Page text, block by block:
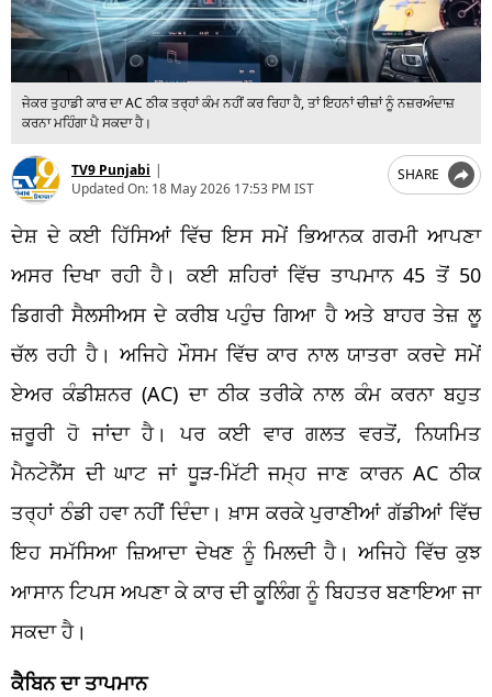
ਜੇਕਰ ਤੁਹਾਡੀ ਕਾਰ ਦਾ AC ਠੀਕ ਤਰ੍ਹਾਂ ਕੰਮ ਨਹੀਂ ਕਰ ਰਿਹਾ ਹੈ, ਤਾਂ ਇਹਨਾਂ ਚੀਜ਼ਾਂ ਨੂੰ ਨਜ਼ਰਅੰਦਾਜ਼
ਕਰਨਾ ਮਹਿੰਗਾ ਪੈ ਸਕਦਾ ਹੈ।
TV9 Punjabi |
Updated On: 18 May 2026 17:53 PM IST
SHARE
ਦੇਸ਼ ਦੇ ਕਈ ਹਿੱਸਿਆਂ ਵਿੱਚ ਇਸ ਸਮੇਂ ਭਿਆਨਕ ਗਰਮੀ ਆਪਣਾ
ਅਸਰ ਦਿਖਾ ਰਹੀ ਹੈ। ਕਈ ਸ਼ਹਿਰਾਂ ਵਿੱਚ ਤਾਪਮਾਨ 45 ਤੋਂ 50
ਡਿਗਰੀ ਸੈਲਸੀਅਸ ਦੇ ਕਰੀਬ ਪਹੁੰਚ ਗਿਆ ਹੈ ਅਤੇ ਬਾਹਰ ਤੇਜ਼ ਲੂ
ਚੱਲ ਰਹੀ ਹੈ। ਅਜਿਹੇ ਮੌਸਮ ਵਿੱਚ ਕਾਰ ਨਾਲ ਯਾਤਰਾ ਕਰਦੇ ਸਮੇਂ
ਏਅਰ ਕੰਡੀਸ਼ਨਰ (AC) ਦਾ ਠੀਕ ਤਰੀਕੇ ਨਾਲ ਕੰਮ ਕਰਨਾ ਬਹੁਤ
ਜ਼ਰੂਰੀ ਹੋ ਜਾਂਦਾ ਹੈ। ਪਰ ਕਈ ਵਾਰ ਗਲਤ ਵਰਤੋਂ, ਨਿਯਮਿਤ
ਮੈਨਟੇਨੈਂਸ ਦੀ ਘਾਟ ਜਾਂ ਧੂੜ-ਮਿੱਟੀ ਜਮ੍ਹ ਜਾਣ ਕਾਰਨ AC ਠੀਕ
ਤਰ੍ਹਾਂ ਠੰਡੀ ਹਵਾ ਨਹੀਂ ਦਿੰਦਾ। ਖ਼ਾਸ ਕਰਕੇ ਪੁਰਾਣੀਆਂ ਗੱਡੀਆਂ ਵਿੱਚ
ਇਹ ਸਮੱਸਿਆ ਜ਼ਿਆਦਾ ਦੇਖਣ ਨੂੰ ਮਿਲਦੀ ਹੈ। ਅਜਿਹੇ ਵਿੱਚ ਕੁਝ
ਆਸਾਨ ਟਿਪਸ ਅਪਣਾ ਕੇ ਕਾਰ ਦੀ ਕੂਲਿੰਗ ਨੂੰ ਬਿਹਤਰ ਬਣਾਇਆ ਜਾ
ਸਕਦਾ ਹੈ।
ਕੈਬਿਨ ਦਾ ਤਾਪਮਾਨ